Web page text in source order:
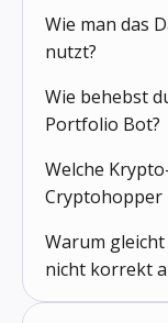
Wie man das
nutzt?
Wie behebst
Portfolio Bot?
Welche
Cryptohopper
Warum
nicht korrekt